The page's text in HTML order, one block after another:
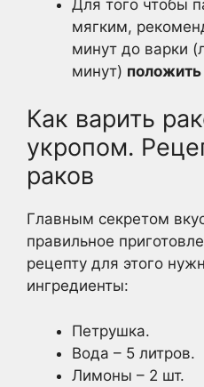
Для того чтобы
мягким,
минут до варки
минут)
Как варить
укропом.
раков
Главным секретом
правильное
рецепту для этого
ингредиенты:
Петрушка.
Вода – 5 литров.
Лимоны – 2 шт.